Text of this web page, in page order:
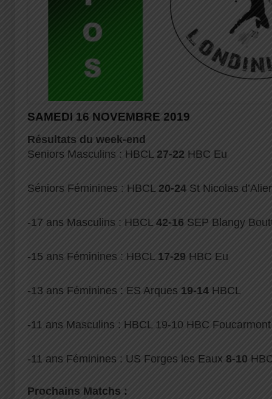
SAMEDI 16 NOVEMBRE 2019
Résultats du week-end
Seniors Masculins : HBCL 27-22 HBC Eu
Séniors Féminines : HBCL 20-24 St Nicolas
-17 ans Masculins : HBCL 42-16 SEP Blangy
-15 ans Féminines : HBCL 17-29 HBC Eu
-13 ans Féminines : ES Arques 19-14 HBCL
-11 ans Masculins : HBCL 19-10 HBC Foucarmont
-11 ans Féminines : US Forges les Eaux 8-10
Prochains Matchs :